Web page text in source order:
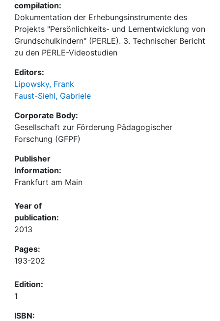
compilation:
Dokumentation der Erhebungsinstrumente des
Projekts "Persönlichkeits- und Lernentwicklung von
Grundschulkindern" (PERLE). 3. Technischer Bericht
zu den PERLE-Videostudien
Editors:
Lipowsky, Frank
Faust-Siehl, Gabriele
Corporate Body:
Gesellschaft zur Förderung Pädagogischer
Forschung (GFPF)
Publisher
Information:
Frankfurt am Main
Year of
publication:
2013
Pages:
193-202
Edition:
1
ISBN: